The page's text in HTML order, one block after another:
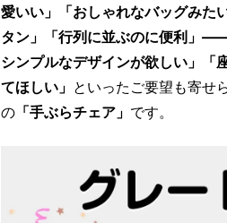
愛いい」「おしゃれなバッグみた
タン」「行列に並ぶのに便利」
シンプルなデザインが欲しい」「
てほしい」 といったご要望も寄せ
の 「手ぶらチェア」 です。